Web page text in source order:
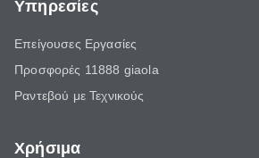
Υπηρεσίες
Επείγουσες Εργασίες
Προσφορές 11888 giaola
Ραντεβού με Τεχνικούς
Χρήσιμα